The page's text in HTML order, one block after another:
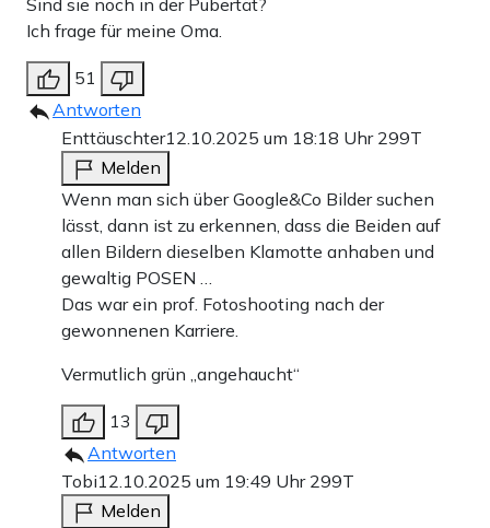
Sind sie noch in der Pubertät?
Ich frage für meine Oma.
51
Antworten
Enttäuschter12.10.2025 um 18:18 Uhr 299T
Melden
Wenn man sich über Google&Co Bilder suchen
lässt, dann ist zu erkennen, dass die Beiden auf
allen Bildern dieselben Klamotte anhaben und
gewaltig POSEN …
Das war ein prof. Fotoshooting nach der
gewonnenen Karriere.
Vermutlich grün „angehaucht“
13
Antworten
Tobi12.10.2025 um 19:49 Uhr 299T
Melden